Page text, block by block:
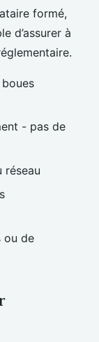
formé,
d’assurer à
- pas de
réseau
ou de